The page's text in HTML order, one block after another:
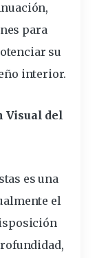
para
su
interior.
Visual del
es una
el